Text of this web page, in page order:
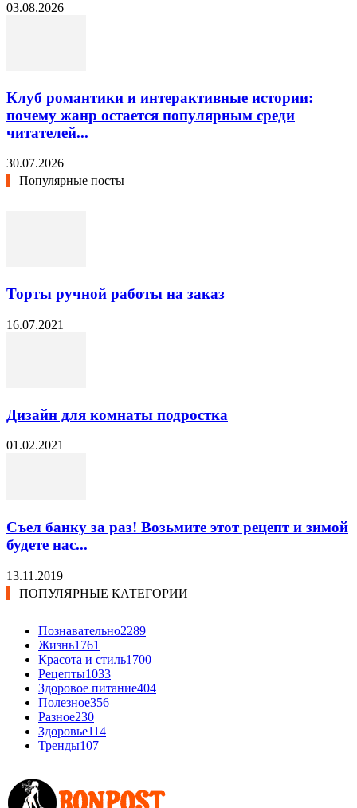
03.08.2026
Клуб романтики и интерактивные истории:
почему жанр остается популярным среди
читателей...
30.07.2026
Популярные посты
Торты ручной работы на заказ
16.07.2021
Дизайн для комнаты подростка
01.02.2021
Съел банку за раз! Возьмите этот рецепт и зимой
будете нас...
13.11.2019
ПОПУЛЯРНЫЕ КАТЕГОРИИ
Познавательно2289
Жизнь1761
Красота и стиль1700
Рецепты1033
Здоровое питание404
Полезное356
Разное230
Здоровье114
Тренды107